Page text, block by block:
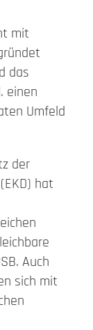
mit
das
einen
Umfeld
der
hat
Auch
sich mit